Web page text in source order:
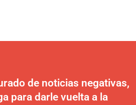
de noticias negativas,
para darle vuelta a la